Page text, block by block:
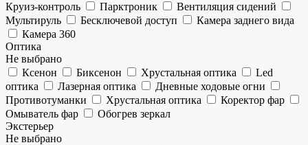
Круиз-контроль
Парктроник
Вентиляция сидений
Мультируль
Бесключевой доступ
Камера заднего вида
Камера 360
Оптика
Не выбрано
Ксенон
Биксенон Хрустальная оптика
Led
оптика
Лазерная оптика
Дневные ходовые огни
Противотуманки
Хрустальная оптика
Коректор фар
Омыватель фар
Обогрев зеркал
Экстерьер
Не выбрано